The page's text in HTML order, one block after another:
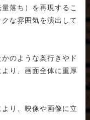
落ち）を再現するこ
な雰囲気を演出して
のような奥行きやド
り、画面全体に重厚
り、映像や画像に立